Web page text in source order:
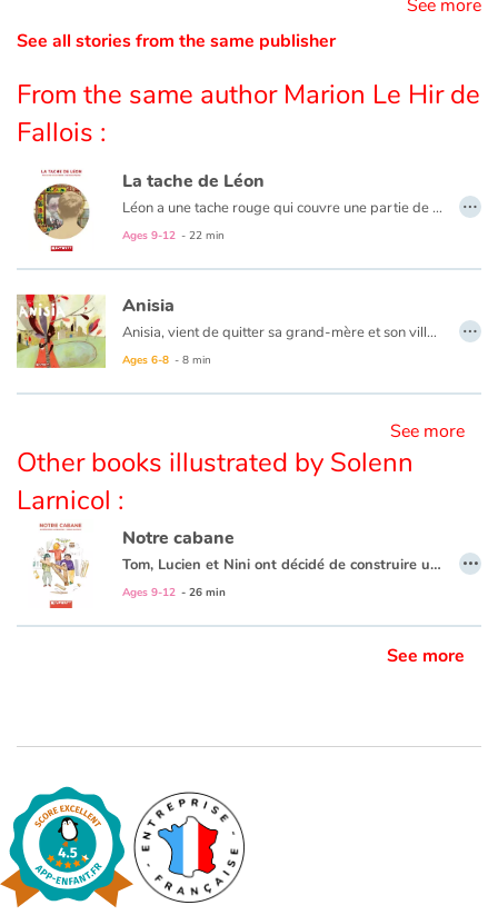
Learn french with Storyplay'r
French book lists for children
Reading for children
Dyslexia and reading disorders
See more
See all stories from the same publisher
From the same author Marion Le Hir de
Fallois :
La tache de Léon
Léon a une tache rouge qui couvre une partie de son visage. Et à 10 ans, le regard des autres enfants est parfois difficile à supporter. Heureusement, il y a la musique, les amis de la fête foraine et… Juliette.
Ages 9-12 - 22 min
…
Anisia
Anisia, vient de quitter sa grand-mère et son village en Angola pour venir en France avec ses parents et son petit frère. Tout est nouveau, tout est différent quand on change de pays... Heureusement, en allant à l’école, Anisia va rencontrer Mariette et sa nouvelle maîtresse.
Ages 6-8 - 8 min
…
See more
Other books illustrated by Solenn
Larnicol :
Notre cabane
Tom, Lucien et Nini ont décidé de construire une cabane dans le fond du jardin de Tom. Ils ont soigneusement établi les plans dans leur « carnet spécial ». Mais la construction s’annonce plus compliquée que prévu. Pourtant, un matin, la cabane est là, sous leurs yeux. Les trois amis mènent l’enquête dans le voisinage. Et décident d’aller rendre visite au Vieux-Joé, un voisin qui ne sort jamais et rouspète tout le temps. Et si derrière cet air bougon se cachait de la malice et de la gentillesse ?
Ages 9-12 - 26 min
…
See more